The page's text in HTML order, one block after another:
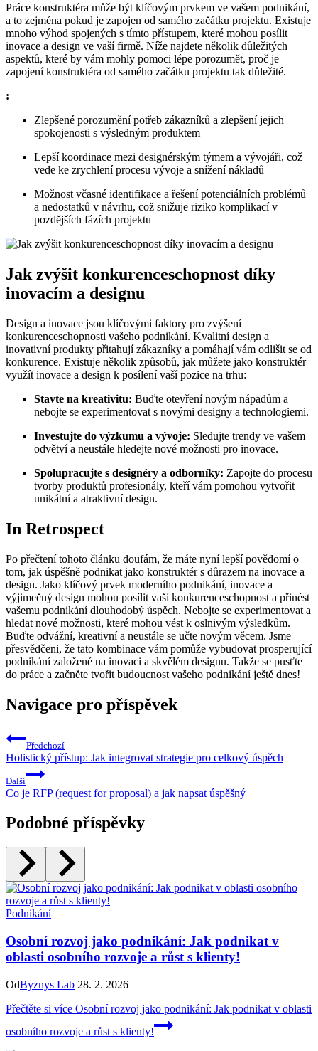
Práce konstruktéra může být klíčovým prvkem ve vašem podnikání,
a to zejména pokud je zapojen od samého začátku projektu. Existuje
mnoho výhod spojených s tímto přístupem, které mohou posílit
inovace a design ve vaší firmě. Níže najdete několik důležitých
aspektů, které by vám mohly pomoci lépe porozumět, proč je
zapojení konstruktéra od samého začátku projektu tak důležité.
:
Zlepšené porozumění potřeb zákazníků a zlepšení jejich
spokojenosti s výsledným produktem
Lepší koordinace mezi designérským týmem a vývojáři, což
vede ke zrychlení procesu vývoje a snížení nákladů
Možnost včasné identifikace a řešení potenciálních problémů
a nedostatků v návrhu, což snižuje riziko komplikací v
pozdějších fázích projektu
Jak zvýšit konkurenceschopnost díky
inovacím a designu
Design a inovace jsou klíčovými faktory pro zvýšení
konkurenceschopnosti vašeho podnikání. Kvalitní design a
inovativní produkty přitahují zákazníky a pomáhají vám odlišit se od
konkurence. Existuje několik způsobů, jak můžete jako konstruktér
využít inovace a design k posílení vaší pozice na trhu:
Stavte na kreativitu: Buďte otevření novým nápadům a
nebojte se experimentovat s novými designy a technologiemi.
Investujte do výzkumu a vývoje: Sledujte trendy ve vašem
odvětví a neustále hledejte nové možnosti pro inovace.
Spolupracujte s designéry a odborníky: Zapojte do procesu
tvorby produktů profesionály, kteří vám pomohou vytvořit
unikátní a atraktivní design.
In Retrospect
Po přečtení tohoto článku doufám, že máte nyní lepší povědomí o
tom, jak úspěšně podnikat jako konstruktér s důrazem na inovace a
design. Jako klíčový prvek moderního podnikání, inovace a
výjimečný design mohou posílit vaši konkurenceschopnost a přinést
vašemu podnikání dlouhodobý úspěch. Nebojte se experimentovat a
hledat nové možnosti, které mohou vést k oslnivým výsledkům.
Buďte odvážní, kreativní a neustále se učte novým věcem. Jsme
přesvědčeni, že tato kombinace vám pomůže vybudovat prosperující
podnikání založené na inovaci a skvělém designu. Takže se pusťte
do práce a začněte tvořit budoucnost vašeho podnikání ještě dnes!
Navigace pro příspěvek
Předchozí
Holistický přístup: Jak integrovat strategie pro celkový úspěch
Další
Co je RFP (request for proposal) a jak napsat úspěšný
Podobné příspěvky
Podnikání
Osobní rozvoj jako podnikání: Jak podnikat v
oblasti osobního rozvoje a růst s klienty!
OdByznys Lab 28. 2. 2026
Přečtěte si více Osobní rozvoj jako podnikání: Jak podnikat v oblasti
osobního rozvoje a růst s klienty!